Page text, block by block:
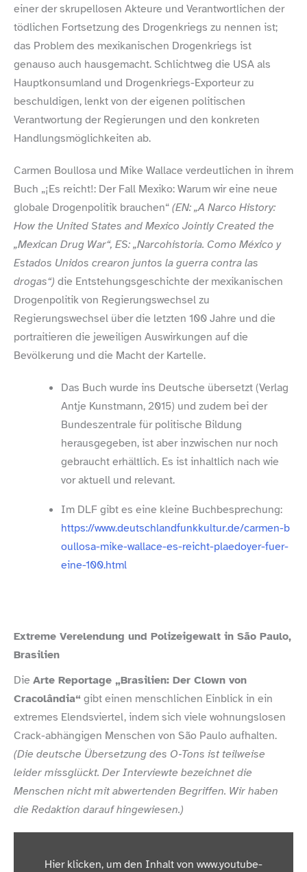
einer der skrupellosen Akteure und Verantwortlichen der
tödlichen Fortsetzung des Drogenkriegs zu nennen ist;
das Problem des mexikanischen Drogenkriegs ist
genauso auch hausgemacht. Schlichtweg die USA als
Hauptkonsumland und Drogenkriegs-​Exporteur zu
beschuldigen, lenkt von der eigenen politischen
Verantwortung der Regierungen und den konkreten
Handlungsmöglichkeiten ab.
Carmen Boullosa und Mike Wallace verdeutlichen in ihrem
Buch „¡Es reicht!: Der Fall Mexiko: Warum wir eine neue
globale Drogenpolitik brauchen“(EN: „A Narco History:
How the United States and Mexico Jointly Created the
„Mexican Drug War“, ES: „Narcohistoria. Como México y
Estados Unidos crearon juntos la guerra contra las
drogas“) die Entstehungsgeschichte der mexikanischen
Drogenpolitik von Regierungswechsel zu
Regierungswechsel über die letzten 100 Jahre und die
portraitieren die jeweiligen Auswirkungen auf die
Bevölkerung und die Macht der Kartelle.
Das Buch wurde ins Deutsche übersetzt (Verlag
Antje Kunstmann, 2015) und zudem bei der
Bundeszentrale für politische Bildung
herausgegeben, ist aber inzwischen nur noch
gebraucht erhältlich. Es ist inhaltlich nach wie
vor aktuell und relevant.
Im DLF gibt es eine kleine Buchbesprechung:
https://​www​.deutschlandfunkkultur​.de/​c​a​r​m​e​n​-​b​
o​u​l​l​o​s​a​-​m​i​k​e​-​w​a​l​l​a​c​e​-​e​s​-​r​e​i​c​h​t​-​p​l​a​e​d​o​y​e​r​-​f​u​e​r​-​
e​i​n​e​-​1​0​0​.​h​tml
Extreme Verelendung und Polizeigewalt in São Paulo,
Brasilien
Die Arte Reportage „Brasilien: Der Clown von
Cracolândia“gibt einen menschlichen Einblick in ein
extremes Elendsviertel, indem sich viele wohnungslosen
Crack-​abhängigen Menschen von São Paulo aufhalten.
(Die deutsche Übersetzung des O‑Tons ist teilweise
leider missglückt. Der Interviewte bezeichnet die
Menschen nicht mit abwertenden Begriffen. Wir haben
die Redaktion darauf hingewiesen.)
„
Hier klicken, um den Inhalt von www​.youtube​-